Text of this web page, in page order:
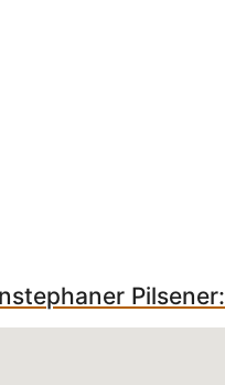
Pilsener: